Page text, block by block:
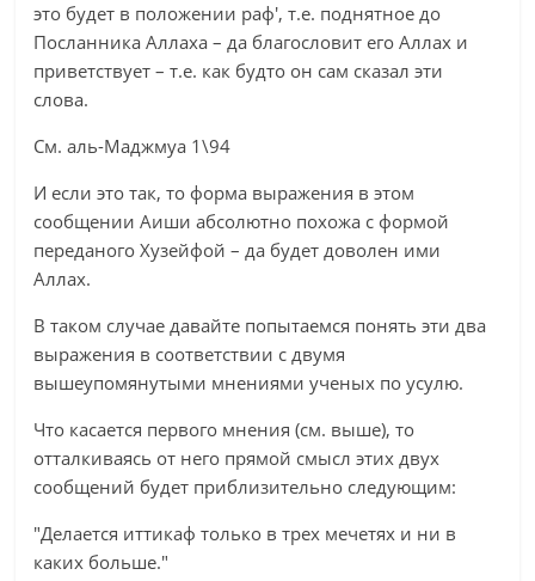
это будет в положении раф', т.е. поднятное до
Посланника Аллаха – да благословит его Аллах и
приветствует – т.е. как будто он сам сказал эти
слова.
См. аль-Маджмуа 1\94
И если это так, то форма выражения в этом
сообщении Аиши абсолютно похожа с формой
переданого Хузейфой – да будет доволен ими
Аллах.
В таком случае давайте попытаемся понять эти два
выражения в соответствии с двумя
вышеупомянутыми мнениями ученых по усулю.
Что касается первого мнения (см. выше), то
отталкиваясь от него прямой смысл этих двух
сообщений будет приблизительно следующим:
"Делается иттикаф только в трех мечетях и ни в
каких больше."